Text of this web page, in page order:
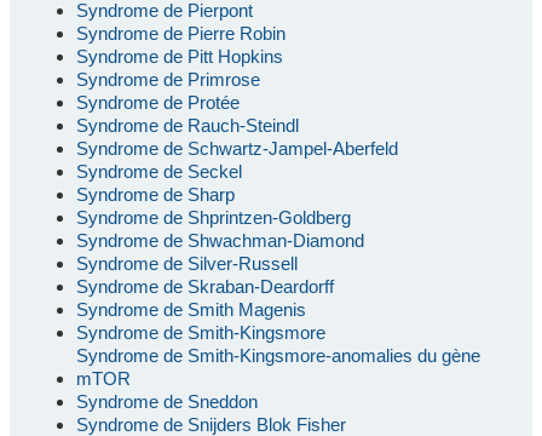
Syndrome de Pierpont
Syndrome de Pierre Robin
Syndrome de Pitt Hopkins
Syndrome de Primrose
Syndrome de Protée
Syndrome de Rauch-Steindl
Syndrome de Schwartz-Jampel-Aberfeld
Syndrome de Seckel
Syndrome de Sharp
Syndrome de Shprintzen-Goldberg
Syndrome de Shwachman-Diamond
Syndrome de Silver-Russell
Syndrome de Skraban-Deardorff
Syndrome de Smith Magenis
Syndrome de Smith-Kingsmore
Syndrome de Smith-Kingsmore-anomalies du gène
mTOR
Syndrome de Sneddon
Syndrome de Snijders Blok Fisher